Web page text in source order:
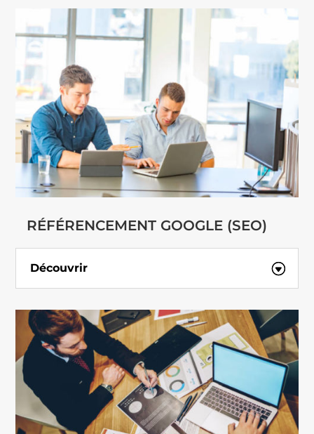
RÉFÉRENCEMENT GOOGLE (SEO)
Découvrir